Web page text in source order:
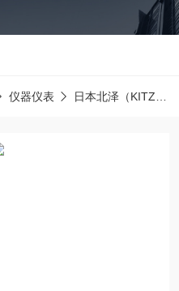
仪器仪表 日本北泽（KITZ）